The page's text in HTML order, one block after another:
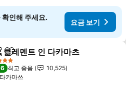
인해 주세요.
요금 보기
즐겨찾기에 추가
클레멘트 인 다카마츠
급
최고 좋음
10,525
타카마쓰